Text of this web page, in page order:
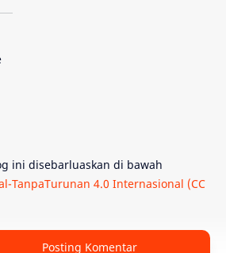
Posting Komentar
LAPAN
GBT18 Hilal
Perseid SpaceX
ini disebarluaskan di bawah
TanpaTurunan 4.0 Internasional (CC
Astronomi Indonesia